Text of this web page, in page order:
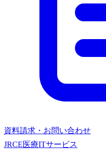
資料請求・お問い合わせ
JRCE医療ITサービス